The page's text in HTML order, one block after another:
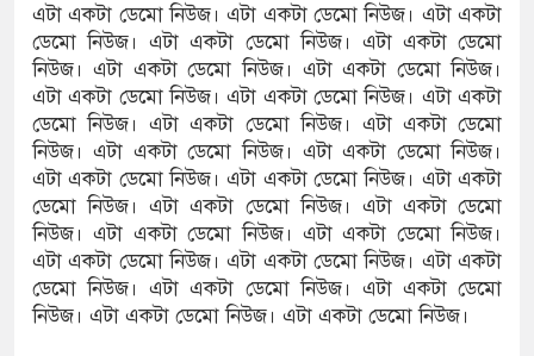
এটা একটা ডেমো নিউজ। এটা একটা ডেমো নিউজ। এটা একটা
ডেমো নিউজ। এটা একটা ডেমো নিউজ। এটা একটা ডেমো
নিউজ। এটা একটা ডেমো নিউজ। এটা একটা ডেমো নিউজ।
এটা একটা ডেমো নিউজ। এটা একটা ডেমো নিউজ। এটা একটা
ডেমো নিউজ। এটা একটা ডেমো নিউজ। এটা একটা ডেমো
নিউজ। এটা একটা ডেমো নিউজ। এটা একটা ডেমো নিউজ।
এটা একটা ডেমো নিউজ। এটা একটা ডেমো নিউজ। এটা একটা
ডেমো নিউজ। এটা একটা ডেমো নিউজ। এটা একটা ডেমো
নিউজ। এটা একটা ডেমো নিউজ। এটা একটা ডেমো নিউজ।
এটা একটা ডেমো নিউজ। এটা একটা ডেমো নিউজ। এটা একটা
ডেমো নিউজ। এটা একটা ডেমো নিউজ। এটা একটা ডেমো
নিউজ। এটা একটা ডেমো নিউজ। এটা একটা ডেমো নিউজ।